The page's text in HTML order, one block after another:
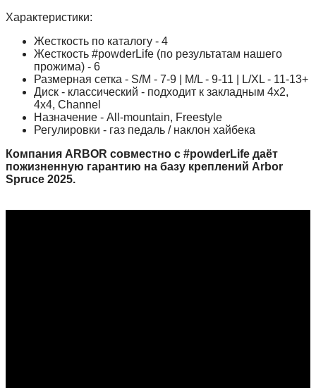
Характеристики:
Жесткость по каталогу - 4
Жесткость #powderLife (по результатам нашего
прожима) - 6
Размерная сетка - S/M - 7-9 | M/L - 9-11 | L/XL - 11-13+
Диск - классический - подходит к закладным 4x2,
4x4, Channel
Назначение - All-mountain, Freestyle
Регулировки - газ педаль / наклон хайбека
Компания ARBOR совместно с #powderLife даёт
пожизненную гарантию на базу креплений Arbor
Spruce 2025.